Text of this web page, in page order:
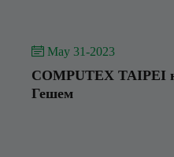
 May 31-2023
COMPUTEX TAIPEI
Гешем